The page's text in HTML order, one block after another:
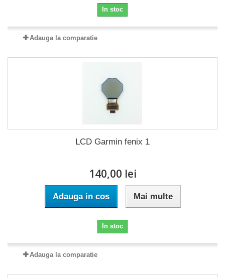
In stoc
Adauga la comparatie
LCD Garmin fenix 1
140,00 lei
Adauga in cos Mai multe
In stoc
Adauga la comparatie